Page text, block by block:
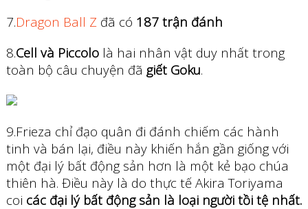
7.Dragon Ball Z đã có 187 trận đánh
8.Cell và Piccololà hai nhân vật duy nhất trong
toàn bộ câu chuyện đã giết Goku.
9.Frieza chỉ đạo quân đi đánh chiếm các hành
tinh và bán lại, điều này khiến hắn gần giống với
một đại lý bất động sản hơn là một kẻ bạo chúa
thiên hà. Điều này là do thực tế Akira Toriyama
coi các đại lý bất động sản là loại người tồi tệ nhất.